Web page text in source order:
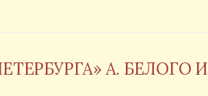
А. БЕЛОГО И